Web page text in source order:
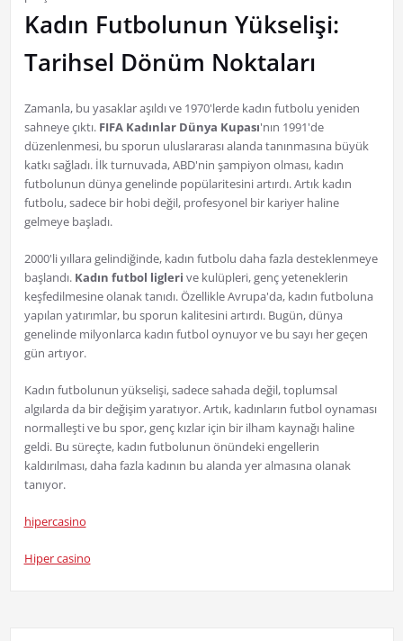
Kadın Futbolunun Yükselişi:
Tarihsel Dönüm Noktaları
Zamanla, bu yasaklar aşıldı ve 1970'lerde kadın futbolu yeniden
sahneye çıktı. FIFA Kadınlar Dünya Kupası'nın 1991'de
düzenlenmesi, bu sporun uluslararası alanda tanınmasına büyük
katkı sağladı. İlk turnuvada, ABD'nin şampiyon olması, kadın
futbolunun dünya genelinde popülaritesini artırdı. Artık kadın
futbolu, sadece bir hobi değil, profesyonel bir kariyer haline
gelmeye başladı.
2000'li yıllara gelindiğinde, kadın futbolu daha fazla desteklenmeye
başlandı. Kadın futbol ligleri ve kulüpleri, genç yeteneklerin
keşfedilmesine olanak tanıdı. Özellikle Avrupa'da, kadın futboluna
yapılan yatırımlar, bu sporun kalitesini artırdı. Bugün, dünya
genelinde milyonlarca kadın futbol oynuyor ve bu sayı her geçen
gün artıyor.
Kadın futbolunun yükselişi, sadece sahada değil, toplumsal
algılarda da bir değişim yaratıyor. Artık, kadınların futbol oynaması
normalleşti ve bu spor, genç kızlar için bir ilham kaynağı haline
geldi. Bu süreçte, kadın futbolunun önündeki engellerin
kaldırılması, daha fazla kadının bu alanda yer almasına olanak
tanıyor.
hipercasino
Hiper casino